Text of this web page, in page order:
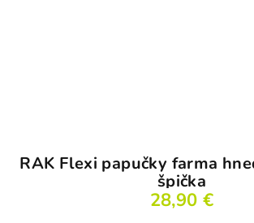
RAK Flexi papučky farma
špička
28,90 €